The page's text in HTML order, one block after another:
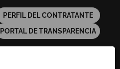
PERFIL DEL CONTRATANTE
PORTAL DE TRANSPARENCIA